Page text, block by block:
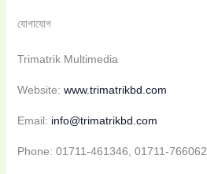
যোগাযোগ
Trimatrik Multimedia
Website: www.trimatrikbd.com
Email: info@trimatrikbd.com
Phone: 01711-461346, 01711-766062